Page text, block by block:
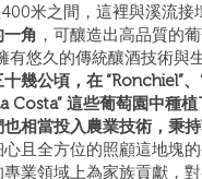
米之間，這裡與溪流接
角 ，可釀造出高品質的葡
有悠久的傳統釀酒技術與
幾公頃，在 “Ronchiel”、
Costa” 這些葡萄園中種
相當投入農業技術，秉
且全方位的照顧這地塊
業領域上為家族貢獻，